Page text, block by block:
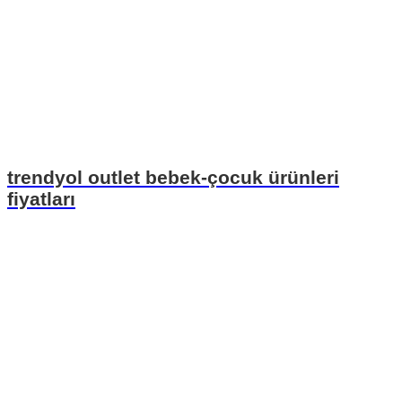
trendyol outlet bebek-çocuk ürünleri
fiyatları